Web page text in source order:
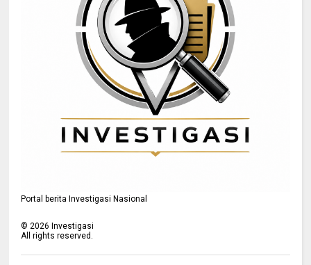
Portal berita Investigasi Nasional
©2026 Investigasi
All rights reserved.